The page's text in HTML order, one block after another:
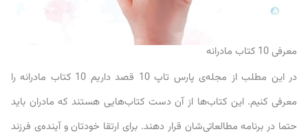
معرفی 10 کتاب مادرانه
در این مطلب از مجله‌ی پارس تاپ 10 قصد داریم 10 کتاب مادرانه را
معرفی کنیم. این کتاب‌ها از آن دست کتاب‌هایی هستند که مادران باید
حتما در برنامه مطالعاتی‌شان قرار دهند. برای ارتقا خودتان و آینده‌ی فرزند